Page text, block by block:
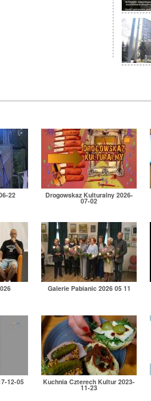
22 Drogowskaz Kulturalny 2026-
07-02
Galerie Pabianic 2026 05 11
12-05 Kuchnia Czterech Kultur 2023-
11-23